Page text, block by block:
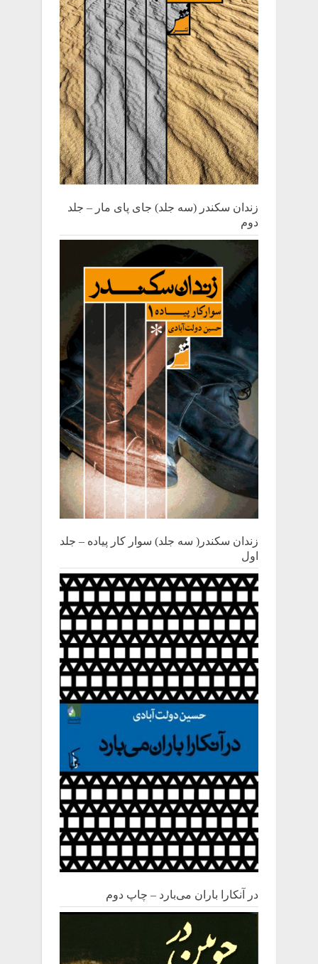
زندان سکندر (سه جلد) جای پای مار – جلد
دوم
زندان سکندر( سه جلد) سوار کار پیاده – جلد
اول
در آنکارا باران می‌بارد – چاپ دوم